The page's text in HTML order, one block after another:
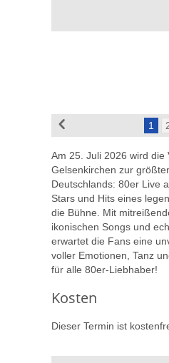
1
Am 25. Juli 2026 wird die
Gelsenkirchen zur
Deutschlands: 80er Live
Stars und Hits eines
die Bühne. Mit
ikonischen Songs und
erwartet die Fans eine
voller Emotionen, Tanz
für alle 80er-Liebhaber!
Kosten
Dieser Termin ist